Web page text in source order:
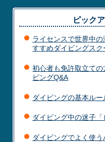
ピック
ライセンスで世界中
すすめダイビングスク
初心者も免許取立て
ビングQ&A
ダイビングの基本ル
ダイビング中の迷子
ダイビングでよく使